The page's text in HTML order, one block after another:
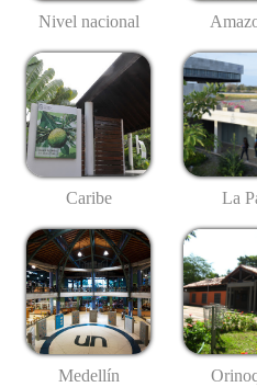
Nivel nacional
Caribe La
Medellín